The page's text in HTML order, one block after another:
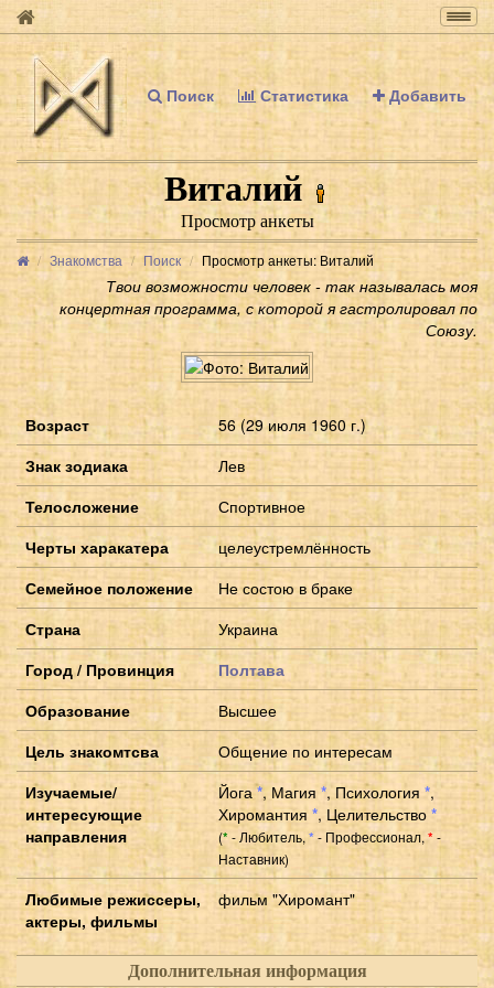
Поиск Статистика Добавить
Виталий
Просмотр анкеты
Знакомства Поиск Просмотр анкеты: Виталий
Твои возможности человек - так называлась моя
концертная программа, с которой я гастролировал по
Союзу.
Возраст
56 (29 июля 1960 г.)
Знак зодиака
Лев
Телосложение
Спортивное
Черты харакатера
целеустремлённость
Семейное положение
Не состою в браке
Страна
Украина
Город / Провинция
Полтава
Образование
Высшее
Цель знакомтсва
Общение по интересам
Изучаемые/
интересующие
направления
Йога*, Магия *,Психология *,
Хиромантия *, Целительство *
(*- Любитель,*- Профессионал,* -
Наставник)
Любимые режиссеры,
актеры, фильмы
фильм "Хиромант"
Дополнительная информация